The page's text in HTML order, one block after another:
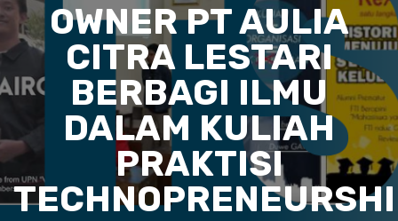
OWNER PT AULIA
CITRA LESTARI
BERBAGI ILMU
DALAM KULIAH
PRAKTISI